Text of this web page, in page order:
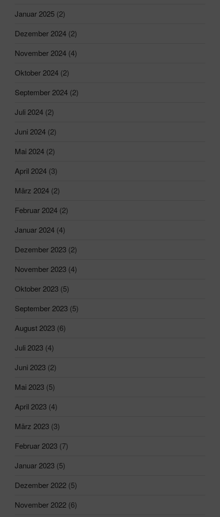
Januar 2025 (2)
Dezember 2024 (2)
November 2024 (4)
Oktober 2024 (2)
September 2024 (2)
Juli 2024 (2)
Juni 2024 (2)
Mai 2024 (2)
April 2024 (3)
März 2024 (2)
Februar 2024 (2)
Januar 2024 (4)
Dezember 2023 (2)
November 2023 (4)
Oktober 2023 (5)
September 2023 (5)
August 2023 (6)
Juli 2023 (4)
Juni 2023 (2)
Mai 2023 (5)
April 2023 (4)
März 2023 (3)
Februar 2023 (7)
Januar 2023 (5)
Dezember 2022 (5)
November 2022 (6)